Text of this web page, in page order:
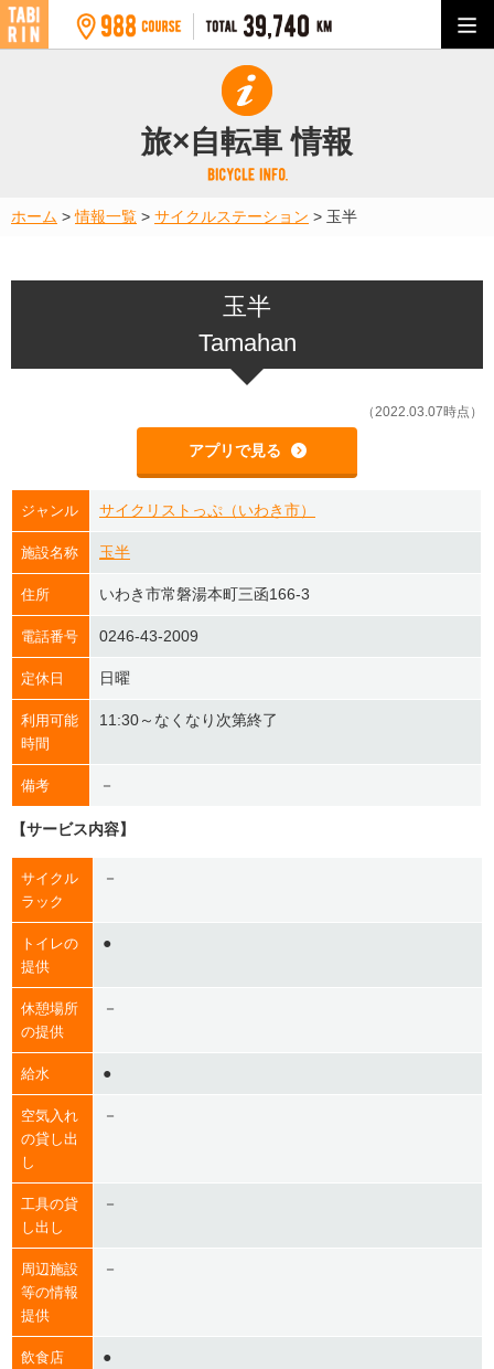
旅×自転車 情報
ホーム >情報一覧 > サイクルステーション > 玉半
玉半
Tamahan
（2022.03.07時点）
アプリで見る
ジャンル サイクリストっぷ（いわき市）
施設名称 玉半
住所 いわき市常磐湯本町三函166-3
電話番号 0246-43-2009
定休日 日曜
利用可能
時間
11:30～なくなり次第終了
備考 －
【サービス内容】
サイクル
ラック
－
トイレの
提供
●
休憩場所
の提供
－
給水 ●
空気入れ
の貸し出
し
－
工具の貸
し出し
－
周辺施設
等の情報
提供
－
飲食店 ●